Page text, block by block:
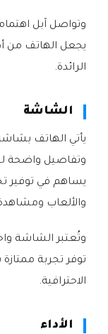
وتواصل آبل
يجعل الهاتف من
الرائدة.
الشاشة
يأتي الهاتف بشاشة
وتفاصيل واضحة
يساهم في توفير
والألعاب
وتُعتبر الشاشة
توفر تجربة
الاحترافية.
الأداء